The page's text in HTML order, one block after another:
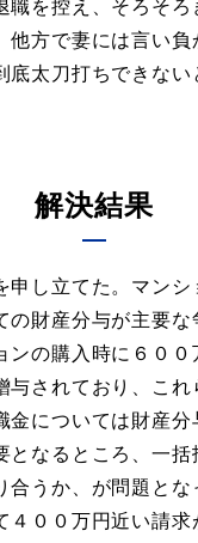
職を控え、そろそろ
他方で妻には言い負
底太刀打ちできない
解決結果
申し立てた。マンシ
の財産分与が主要な
ンの購入時に６００
与されており、これ
金については財産分
となるところ、一括
合うか、が問題とな
４００万円近い請求